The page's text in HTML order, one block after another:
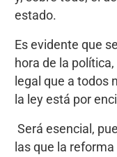
estado.
Es evidente que
hora de la
legal que a todos
la ley está por
Será esencial,
las que la